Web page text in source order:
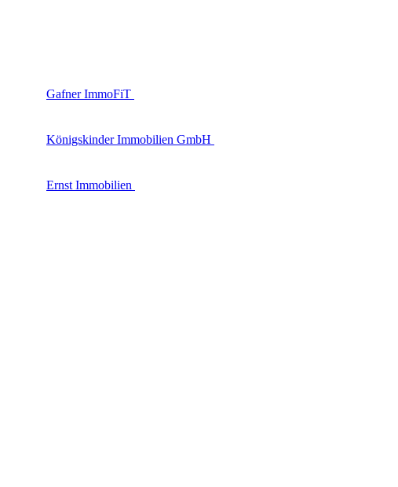
Gafner ImmoFiT
Königskinder Immobilien GmbH
Ernst Immobilien